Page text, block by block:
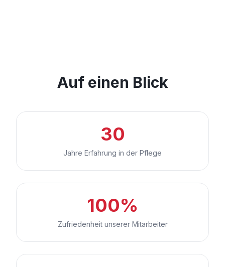
Auf einen Blick
30
Jahre Erfahrung in der Pflege
100%
Zufriedenheit unserer Mitarbeiter